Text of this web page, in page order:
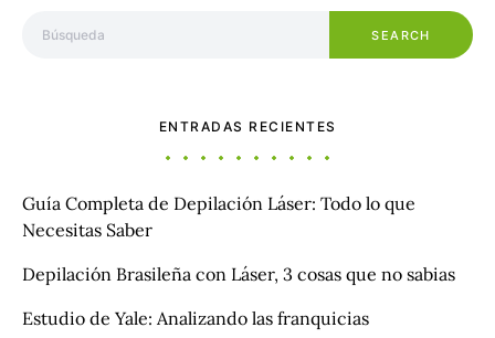
SEARCH
ENTRADAS RECIENTES
Guía Completa de Depilación Láser: Todo lo que
Necesitas Saber
Depilación Brasileña con Láser, 3 cosas que no sabias
Estudio de Yale: Analizando las franquicias